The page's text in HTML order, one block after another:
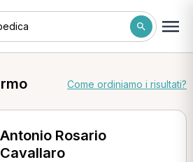
Come ordiniamo i risultati?
Antonio Rosario
Cavallaro